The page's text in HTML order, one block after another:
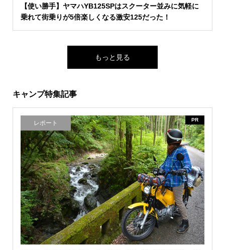
【使い勝手】ヤマハYB125SPはスクーター並みに気軽に
乗れて街乗りが5倍楽しくなる激安125だった！
もっと見る
キャンプ特集記事
レポート PR